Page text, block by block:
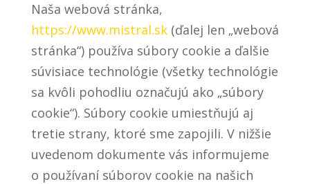
Naša webová stránka,
https://www.mistral.sk(ďalej len „webová
stránka“) používa súbory cookie a ďalšie
súvisiace technológie (všetky technológie
sa kvôli pohodliu označujú ako „súbory
cookie“). Súbory cookie umiestňujú aj
tretie strany, ktoré sme zapojili. V nižšie
uvedenom dokumente vás informujeme
o používaní súborov cookie na našich